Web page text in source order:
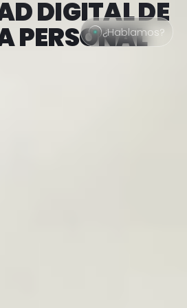
DIGITAL DE
PERSONAL
¿Hablamos?